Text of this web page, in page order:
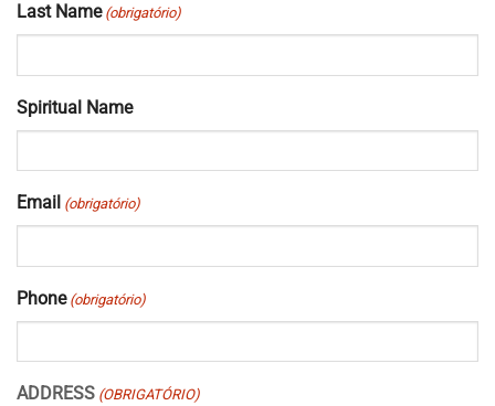
Last Name (obrigatório)
Spiritual Name
Email (obrigatório)
Phone (obrigatório)
ADDRESS (OBRIGATÓRIO)